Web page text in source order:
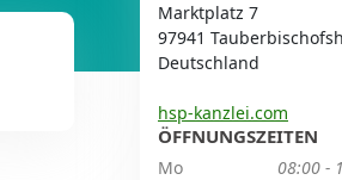
Marktplatz 7
97941
Deutschland
hsp-kanzlei.com
ÖFFNUNGSZEITEN
Mo
08:00 -